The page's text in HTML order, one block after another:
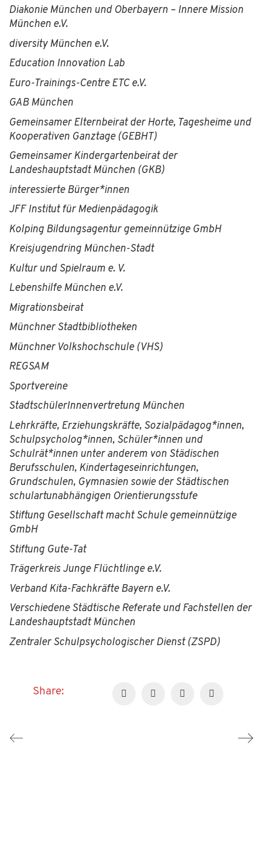
Diakonie München und Oberbayern – Innere Mission
München e.V.
diversity München e.V.
Education Innovation Lab
Euro-Trainings-Centre ETC e.V.
GAB München
Gemeinsamer Elternbeirat der Horte, Tagesheime und
Kooperativen Ganztage (GEBHT)
Gemeinsamer Kindergartenbeirat der
Landeshauptstadt München (GKB)
interessierte Bürger*innen
JFF Institut für Medienpädagogik
Kolping Bildungsagentur gemeinnützige GmbH
Kreisjugendring München-Stadt
Kultur und Spielraum e. V.
Lebenshilfe München e.V.
Migrationsbeirat
Münchner Stadtbibliotheken
Münchner Volkshochschule (VHS)
REGSAM
Sportvereine
StadtschülerInnenvertretung München
Lehrkräfte, Erziehungskräfte, Sozialpädagog*innen,
Schulpsycholog*innen, Schüler*innen und
Schulrät*innen unter anderem von Städischen
Berufsschulen, Kindertageseinrichtungen,
Grundschulen, Gymnasien sowie der Städtischen
schulartunabhängigen Orientierungsstufe
Stiftung Gesellschaft macht Schule gemeinnützige
GmbH
Stiftung Gute-Tat
Trägerkreis Junge Flüchtlinge e.V.
Verband Kita-Fachkräfte Bayern e.V.
Verschiedene Städtische Referate und Fachstellen der
Landeshauptstadt München
Zentraler Schulpsychologischer Dienst (ZSPD)
Share: